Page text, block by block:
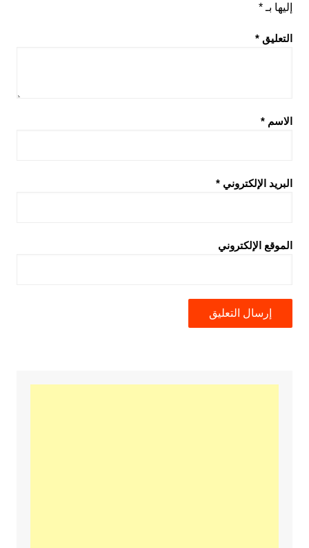
إليها بـ *
التعليق *
الاسم *
البريد الإلكتروني *
الموقع الإلكتروني